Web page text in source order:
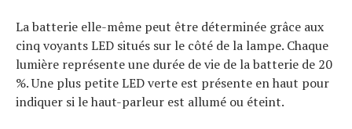
La batterie elle-même peut être déterminée grâce aux
cinq voyants LED situés sur le côté de la lampe. Chaque
lumière représente une durée de vie de la batterie de 20
%. Une plus petite LED verte est présente en haut pour
indiquer si le haut-parleur est allumé ou éteint.